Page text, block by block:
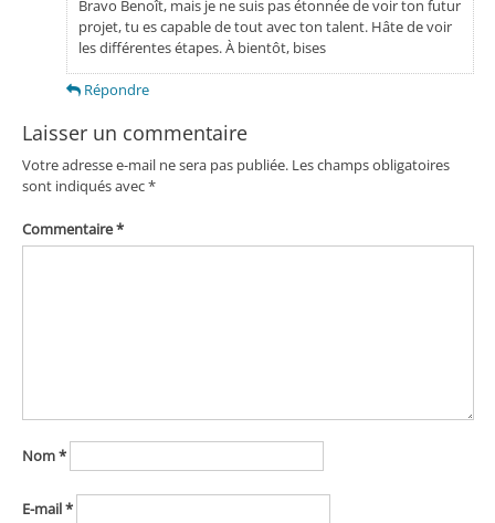
Bravo Benoît, mais je ne suis pas étonnée de voir ton futur
projet, tu es capable de tout avec ton talent. Hâte de voir
les différentes étapes. À bientôt, bises
Répondre
Laisser un commentaire
Votre adresse e-mail ne sera pas publiée. Les champs obligatoires
sont indiqués avec*
Commentaire*
Nom*
E-mail*